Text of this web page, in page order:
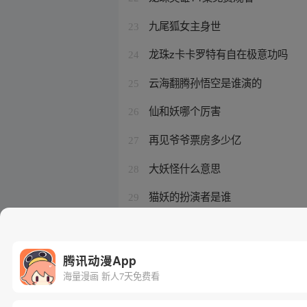
23 九尾狐女主身世
24 龙珠z卡卡罗特有自在极意功吗
25 云海翻腾孙悟空是谁演的
26 仙和妖哪个厉害
27 再见爷爷票房多少亿
28 大妖怪什么意思
29 猫妖的扮演者是谁
腾讯动漫App
海量漫画 新人7天免费看